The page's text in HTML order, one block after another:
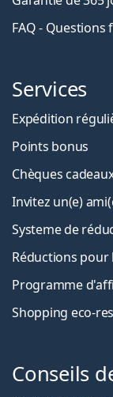
FAQ - Questions
Services
Expédition
Points bonus
Chèques
Invitez un(e)
Systeme de
Réductions pour
Programme
Shopping eco-
Conseils